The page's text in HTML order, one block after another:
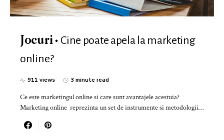
Jocuri
Cine poate apela la marketing
online?
911 views 3 minute read
Ce este marketingul online si care sunt avantajele acestuia?
Marketing online reprezinta un set de instrumente si metodologii…